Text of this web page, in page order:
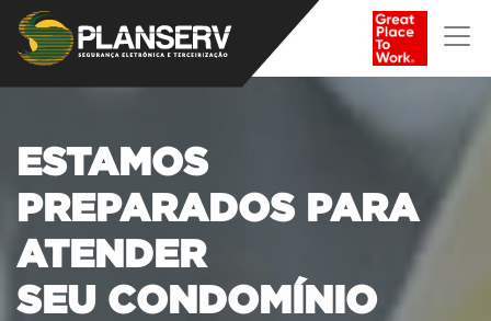
ESTAMOS
PREPARADOS PARA
ATENDER
SUA FAMÍLIA